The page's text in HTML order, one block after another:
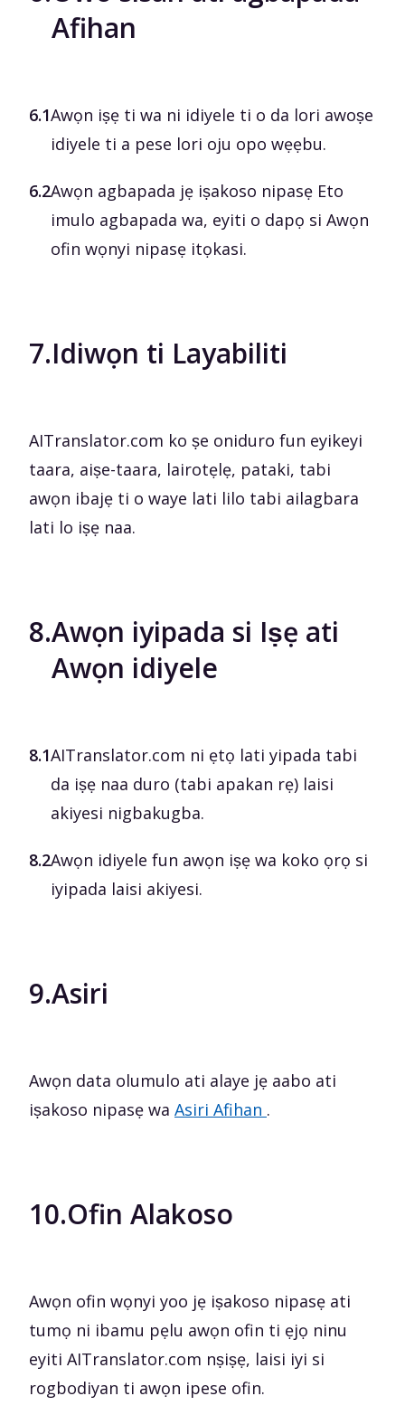
Afihan
6.1Awọn iṣẹ ti wa ni idiyele ti o da lori awoṣe
idiyele ti a pese lori oju opo wẹẹbu.
6.2Awọn agbapada jẹ iṣakoso nipasẹ Eto
imulo agbapada wa, eyiti o dapọ si Awọn
ofin wọnyi nipasẹ itọkasi.
7.Idiwọn ti Layabiliti
AITranslator.com ko ṣe oniduro fun eyikeyi
taara, aiṣe-taara, lairotẹlẹ, pataki, tabi
awọn ibajẹ ti o waye lati lilo tabi ailagbara
lati lo iṣẹ naa.
8.Awọn iyipada si Iṣẹ ati
Awọn idiyele
8.1AITranslator.com ni ẹtọ lati yipada tabi
da iṣẹ naa duro (tabi apakan rẹ) laisi
akiyesi nigbakugba.
8.2Awọn idiyele fun awọn iṣẹ wa koko ọrọ si
iyipada laisi akiyesi.
9.Asiri
Awọn data olumulo ati alaye jẹ aabo ati
iṣakoso nipasẹ wa Asiri Afihan .
10.Ofin Alakoso
Awọn ofin wọnyi yoo jẹ iṣakoso nipasẹ ati
tumọ ni ibamu pẹlu awọn ofin ti ẹjọ ninu
eyiti AITranslator.com nṣiṣẹ, laisi iyi si
rogbodiyan ti awọn ipese ofin.